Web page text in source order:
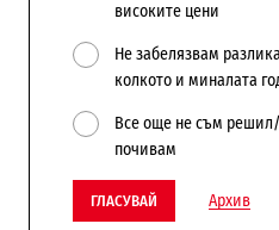
високите цени
Не забелязвам
колкото и миналата
Все още не съм
почивам
ГЛАСУВАЙ Архив